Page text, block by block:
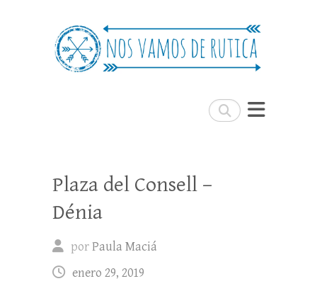
Buscar
Nos Vamos de Rutica
Plaza del Consell –
Dénia
porPaula Maciá
enero 29, 2019